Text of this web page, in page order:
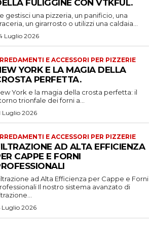
FULIGGINE CON VTKFUL.
gestisci una pizzeria, un panificio, una
un girarrosto o utilizzi una caldaia...
Luglio 2026
E ACCESSORI PER PIZZERIE
YORK E LA MAGIA DELLA
PERFETTA.
York e la magia della crosta perfetta: il
trionfale dei forni a...
Luglio 2026
E ACCESSORI PER PIZZERIE
AD ALTA EFFICIENZA
CAPPE E FORNI
ad Alta Efficienza per Cappe e Forni
Il nostro sistema avanzato di
Luglio 2026